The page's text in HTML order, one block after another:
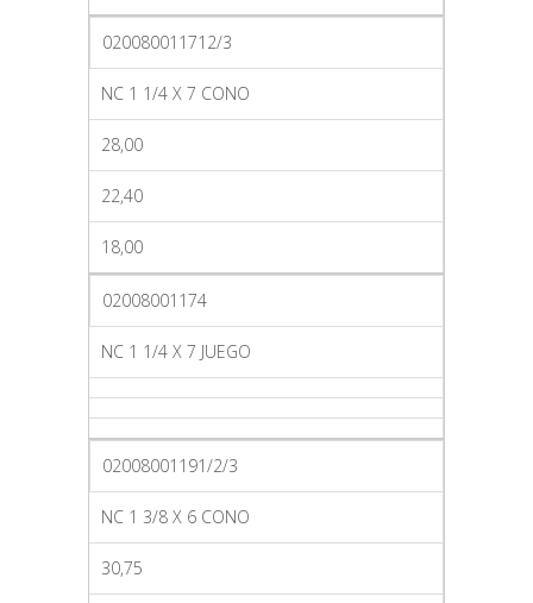
020080011712/3
NC 1 1/4 X 7 CONO
28,00
22,40
18,00
02008001174
NC 1 1/4 X 7 JUEGO
02008001191/2/3
NC 1 3/8 X 6 CONO
30,75